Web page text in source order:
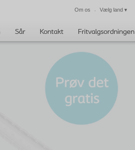
Luk
Om os Vælg land ▾
Sår Kontakt Fritvalgsordningen